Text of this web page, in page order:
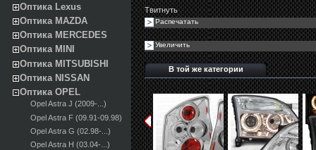
Оптика Lexus
Оптика MAZDA
Оптика MERCEDES
Оптика MINI
Оптика MITSUBISHI
Оптика NISSAN
Оптика OPEL
Opel Astra J (2009-...)
Opel Astra F (09.91-09.98)
Opel Astra G (02.98-...)
Opel Astra H (03.04-...)
Твитнуть
Распечатать
Увеличить
В той же категории